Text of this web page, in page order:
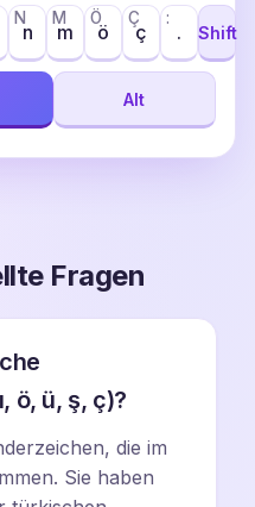
n
N
m
M
ö
Ö
ç
Ç
.
:
Shift
Alt
Fragen
ö, ü, ş, ç)?
die im
Sie haben